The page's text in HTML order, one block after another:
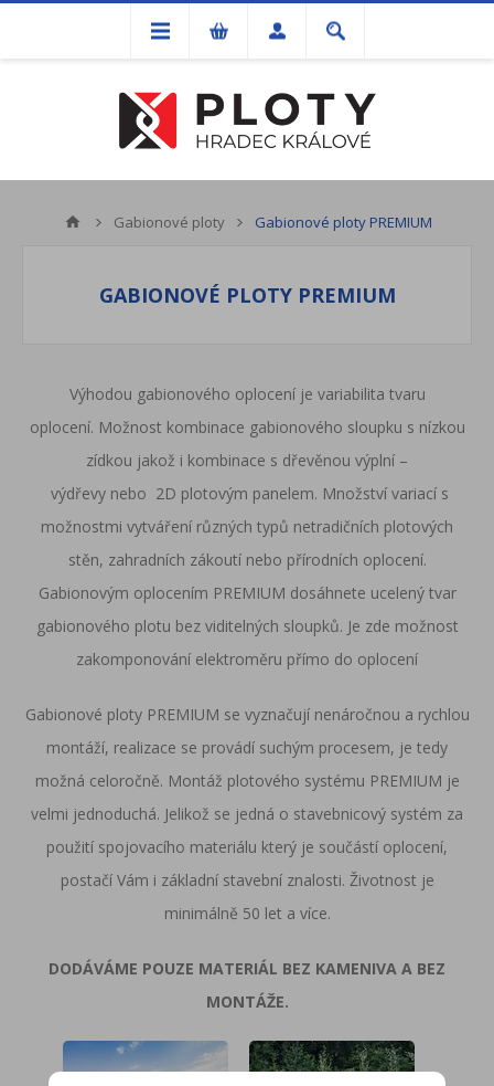
Gabionové ploty Gabionové ploty PREMIUM
GABIONOVÉ PLOTY PREMIUM
Výhodou gabionového oplocení je variabilita tvaru
oplocení. Možnost kombinace gabionového sloupku s nízkou
zídkou jakož i kombinace s dřevěnou výplní –
výdřevynebo 2D plotovým panelem. Množství variací s
možnostmi vytváření různých typů netradičních plotových
stěn, zahradních zákoutí nebo přírodních oplocení.
Gabionovým oplocením PREMIUM dosáhnete ucelený tvar
gabionového plotu bez viditelných sloupků. Je zde možnost
zakomponování elektroměru přímo do oplocení
Gabionové ploty PREMIUM se vyznačují nenáročnou a rychlou
montáží, realizace se provádí suchým procesem, je tedy
možná celoročně. Montáž plotového systému PREMIUM je
velmi jednoduchá. Jelikož se jedná o stavebnicový systém za
použití spojovacího materiálu který je součástí oplocení,
postačí Vám i základní stavební znalosti. Životnost je
minimálně 50 let a více.
DODÁVÁME POUZE MATERIÁL BEZ KAMENIVA A BEZ
MONTÁŽE.